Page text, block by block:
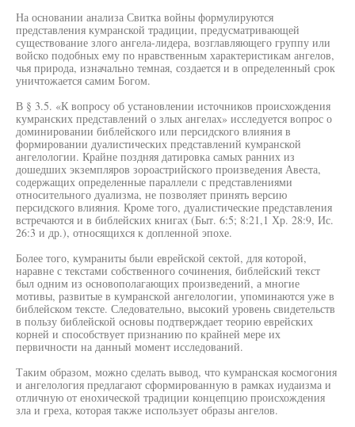
На основании анализа Свитка войны формулируются
представления кумранской традиции, предусматривающей
существование злого ангела-лидера, возглавляющего группу или
войско подобных ему по нравственным характеристикам ангелов,
чья природа, изначально темная, создается и в определенный срок
уничтожается самим Богом.
В § 3.5. «К вопросу об установлении источников происхождения
кумранских представлений о злых ангелах» исследуется вопрос о
доминировании библейского или персидского влияния в
формировании дуалистических представлений кумранской
ангелологии. Крайне поздняя датировка самых ранних из
дошедших экземпляров зороастрийского произведения Авеста,
содержащих определенные параллели с представлениями
относительного дуализма, не позволяет принять версию
персидского влияния. Кроме того, дуалистические представления
встречаются и в библейских книгах (Быт. 6:5; 8:21,1 Хр. 28:9, Ис.
26:3 и др.), относящихся к допленной эпохе.
Более того, кумраниты были еврейской сектой, для которой,
наравне с текстами собственного сочинения, библейский текст
был одним из основополагающих произведений, а многие
мотивы, развитые в кумранской ангелологии, упоминаются уже в
библейском тексте. Следовательно, высокий уровень свидетельств
в пользу библейской основы подтверждает теорию еврейских
корней и способствует признанию по крайней мере их
первичности на данный момент исследований.
Таким образом, можно сделать вывод, что кумранская космогония
и ангелология предлагают сформированную в рамках иудаизма и
отличную от енохической традиции концепцию происхождения
зла и греха, которая также использует образы ангелов.